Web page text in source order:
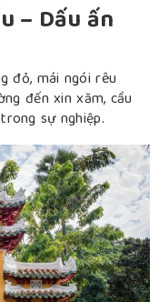
– Dấu ấn
đỏ, mái ngói rêu
đến xin xăm, cầu
sự nghiệp.